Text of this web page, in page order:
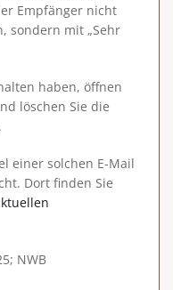
Empfänger nicht
sondern mit „Sehr
haben, öffnen
löschen Sie die
.
einer solchen E-Mail
Dort finden Sie
NWB